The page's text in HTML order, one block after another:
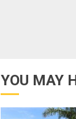
YOU MAY